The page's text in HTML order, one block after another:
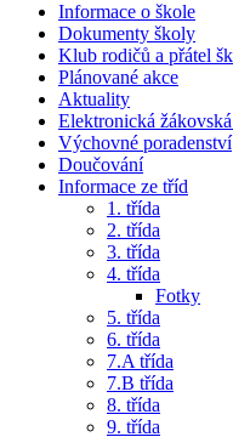
Informace o škole
Dokumenty školy
Klub rodičů a přátel
Plánované akce
Aktuality
Elektronická
Výchovné poradenství
Doučování
Informace ze tříd
1. třída
2. třída
3. třída
4. třída
Fotky
5. třída
6. třída
7.A třída
7.B třída
8. třída
9. třída